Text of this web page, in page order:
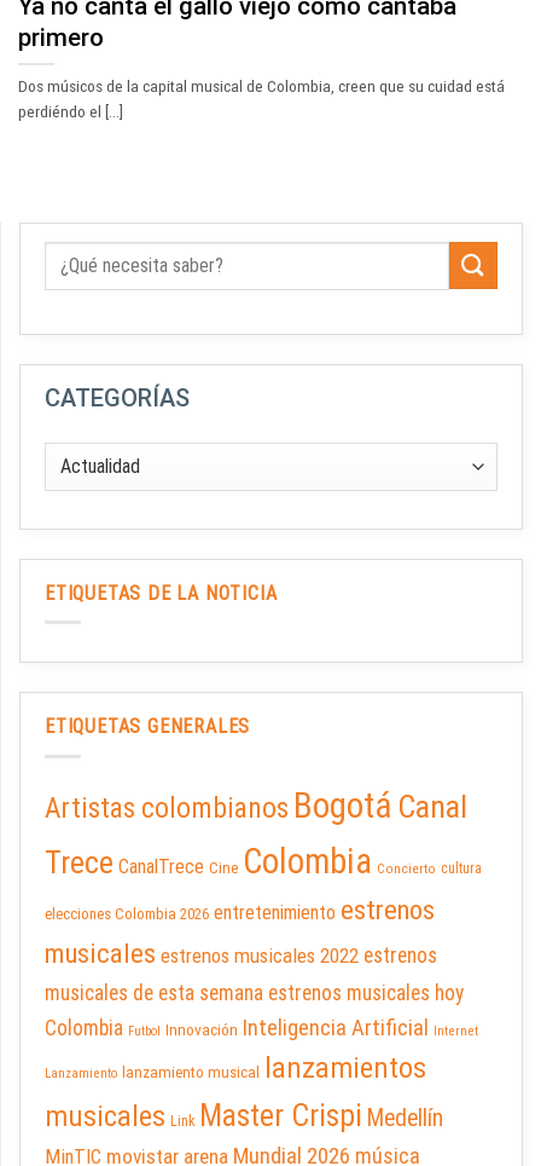
primero
Dos músicos de la capital musical de Colombia, creen que su cuidad está
perdiéndo el [...]
CATEGORÍAS
ETIQUETAS DE LA NOTICIA
ETIQUETAS GENERALES
Artistas colombianos Bogotá Canal
Trece CanalTrece Cine Colombia Concierto cultura
elecciones Colombia 2026 entretenimiento estrenos
musicales estrenos musicales 2022 estrenos
musicales de esta semana estrenos musicales hoy
Colombia Futbol Innovación Inteligencia Artificial Internet
Lanzamiento lanzamiento musical
lanzamientos
musicales Link Master Crispi Medellín
MinTIC movistar arena Mundial 2026 música